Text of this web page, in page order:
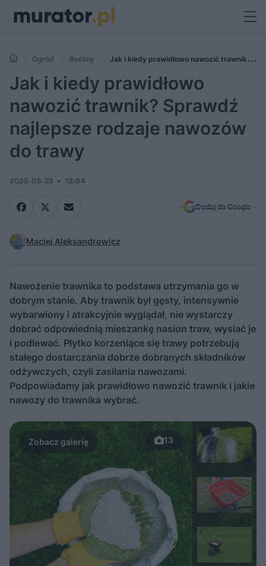
Ogród Rośliny
Jak i kiedy prawidłowo nawozić trawnik?
Sprawdź najlepsze rodzaje nawozów do trawy
Jak i kiedy prawidłowo
nawozić trawnik? Sprawdź
najlepsze rodzaje nawozów
do trawy
2025-05-23 13:04
Dodaj do Google
Maciej Aleksandrowicz
Nawożenie trawnika to podstawa utrzymania go w
dobrym stanie. Aby trawnik był gęsty, intensywnie
wybarwiony i atrakcyjnie wyglądał, nie wystarczy
dobrać odpowiednią mieszankę nasion traw, wysiać je
i podlewać. Płytko korzeniące się trawy potrzebują
stałego dostarczania dobrze dobranych składników
odżywczych, czyli zasilania nawozami.
Podpowiadamy jak prawidłowo nawozić trawnik i jakie
nawozy do trawnika wybrać.
13